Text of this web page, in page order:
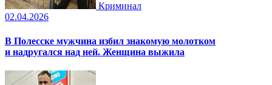
Криминал
02.04.2026
В Полесске мужчина избил знакомую молотком
и надругался над ней. Женщина выжила